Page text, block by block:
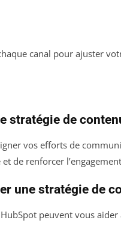
canal pour ajuster
stratégie de
vos efforts de
de renforcer
une stratégie de
peuvent vous